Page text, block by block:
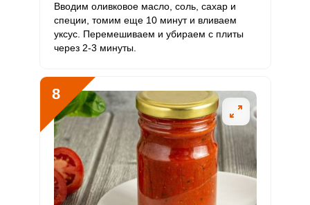
Вводим оливковое масло, соль, сахар и
специи, томим еще 10 минут и вливаем
уксус. Перемешиваем и убираем с плиты
через 2-3 минуты.
8